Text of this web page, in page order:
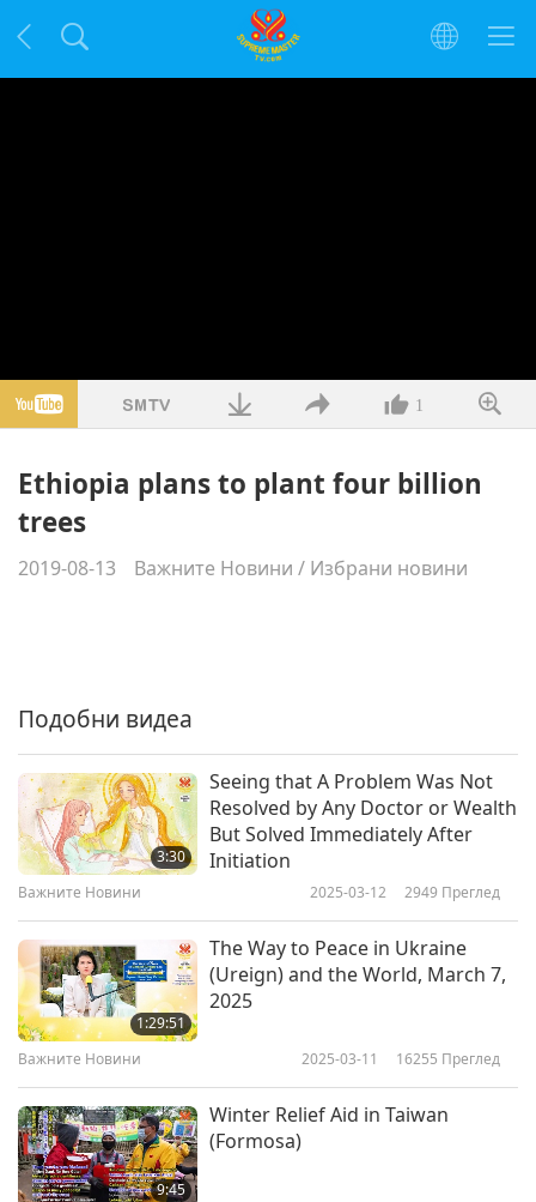
1
Ethiopia plans to plant four billion
trees
2019-08-13 Важните Новини / Избрани новини
Подобни видеа
3:30
Seeing that A Problem Was Not
Resolved by Any Doctor or Wealth
But Solved Immediately After
Initiation
Важните Новини 2025-03-12 2949 Преглед
1:29:51
The Way to Peace in Ukraine
(Ureign) and the World, March 7,
2025
Важните Новини 2025-03-11 16255 Преглед
9:45
Winter Relief Aid in Taiwan
(Formosa)